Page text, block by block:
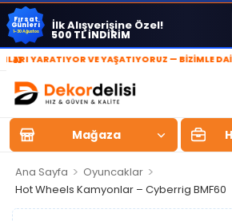
Fırsat
Günleri
1-30 Ağustos İlk Alışverişine Özel!
500 TL İNDİRİM
»YARATIYOR VE YAŞATIYORUZ — BİZİMLE
Mağaza
Ana Sayfa > Oyuncaklar >
Hot Wheels Kamyonlar – Cyberrig BMF60